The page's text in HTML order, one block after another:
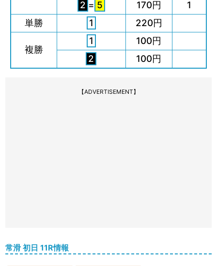
2 = 5 170円
1
単勝
1 220円
複勝
1
100円
2
100円
【ADVERTISEMENT】
常滑 初日 11R情報